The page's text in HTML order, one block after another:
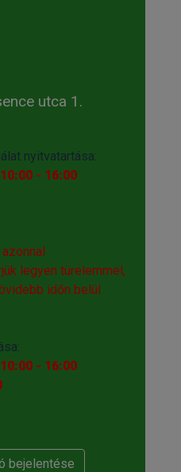
utca 1.
nyitvatartása:
10:00 - 16:00
legyen türelemmel,
időn belül
10:00 - 16:00
bejelentése